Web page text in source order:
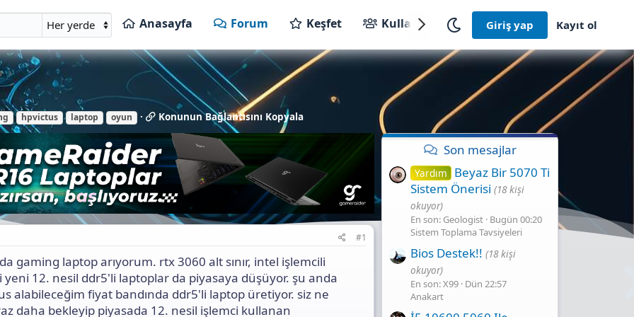
Anasayfa Forum Keşfet Kullanıcılar Giriş yap Kayıt ol
hpvictus laptop oyun
K
n
u
n
u
n
B
a
n
t
ı
s
Konunun Bağlantısını Kopyala
#1
gaming laptop arıyorum. rtx 3060 alt sınır, intel işlemcili
12. nesil ddr5'li laptoplar da piyasaya düşüyor. şu anda
alabileceğim fiyat bandında ddr5'li laptop üretiyor. siz ne
daha bekleyip piyasada 12. nesil işlemci kullanan
Son mesajlar
Yardım
Beyaz Bir 5070 Ti
Sistem Önerisi (18 kişi
okuyor)
En son: Geologist Bugün 00:20
Sistem Toplama Tavsiyeleri
Bios Destek!! (18 kişi
okuyor)
En son: X99 Dün 22:57
Anakart